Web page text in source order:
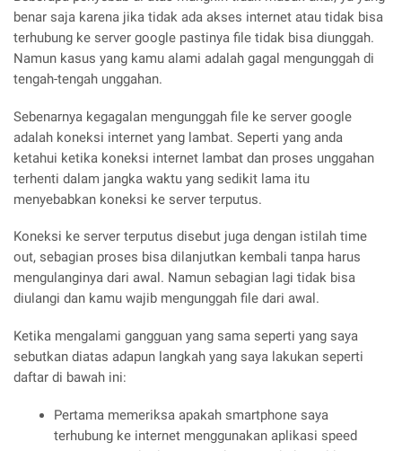
benar saja karena jika tidak ada akses internet atau tidak bisa
terhubung ke server google pastinya file tidak bisa diunggah.
Namun kasus yang kamu alami adalah gagal mengunggah di
tengah-tengah unggahan.
Sebenarnya kegagalan mengunggah file ke server google
adalah koneksi internet yang lambat. Seperti yang anda
ketahui ketika koneksi internet lambat dan proses unggahan
terhenti dalam jangka waktu yang sedikit lama itu
menyebabkan koneksi ke server terputus.
Koneksi ke server terputus disebut juga dengan istilah time
out, sebagian proses bisa dilanjutkan kembali tanpa harus
mengulanginya dari awal. Namun sebagian lagi tidak bisa
diulangi dan kamu wajib mengunggah file dari awal.
Ketika mengalami gangguan yang sama seperti yang saya
sebutkan diatas adapun langkah yang saya lakukan seperti
daftar di bawah ini:
Pertama memeriksa apakah smartphone saya
terhubung ke internet menggunakan aplikasi speed